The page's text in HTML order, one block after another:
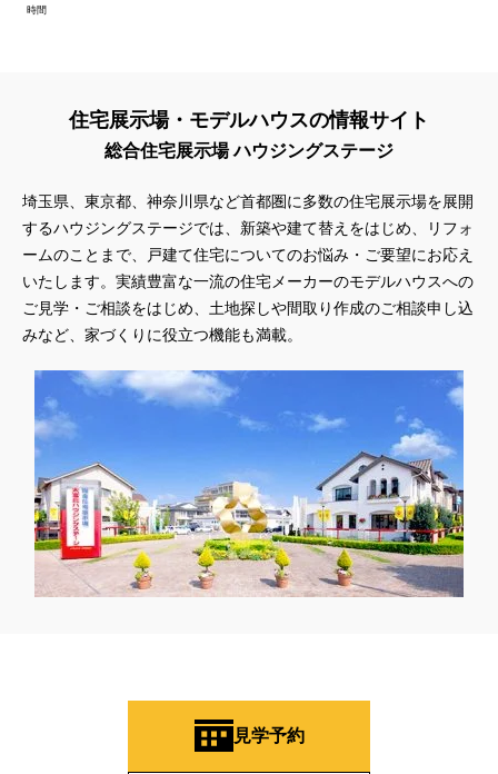
時間
住宅展示場・モデルハウスの情報サイト
総合住宅展示場 ハウジングステージ
埼玉県、東京都、神奈川県など首都圏に多数の住宅展示場を展開
するハウジングステージでは、新築や建て替えをはじめ、リフォ
ームのことまで、戸建て住宅についてのお悩み・ご要望にお応え
いたします。実績豊富な一流の住宅メーカーのモデルハウスへの
ご見学・ご相談をはじめ、土地探しや間取り作成のご相談申し込
みなど、家づくりに役立つ機能も満載。
見学予約